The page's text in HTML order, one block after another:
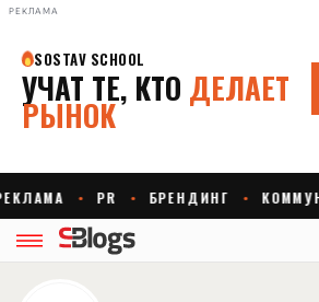
РЕКЛАМА